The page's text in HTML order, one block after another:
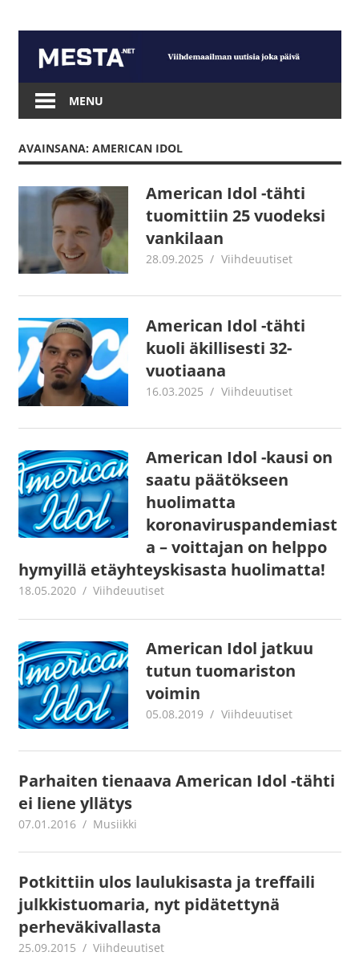
content
Mesta.net
MENU
AVAINSANA: AMERICAN IDOL
American Idol -tähti
tuomittiin 25 vuodeksi
vankilaan
28.09.2025 Jouni Hirn
Viihdeuutiset
American Idol -tähti
kuoli äkillisesti 32-
vuotiaana
16.03.2025 Jouni Hirn
Viihdeuutiset
American Idol -kausi on
saatu päätökseen
huolimatta
koronaviruspandemiast
a – voittajan on helppo
hymyillä etäyhteyskisasta huolimatta!
18.05.2020 Juha Kaunisto
Viihdeuutiset
American Idol jatkuu
tutun tuomariston
voimin
05.08.2019 Juha Kaunisto
Viihdeuutiset
Parhaiten tienaava American Idol -tähti
ei liene yllätys
07.01.2016 mestanet
Musiikki
Potkittiin ulos laulukisasta ja treffaili
julkkistuomaria, nyt pidätettynä
perheväkivallasta
25.09.2015 mestanet
Viihdeuutiset